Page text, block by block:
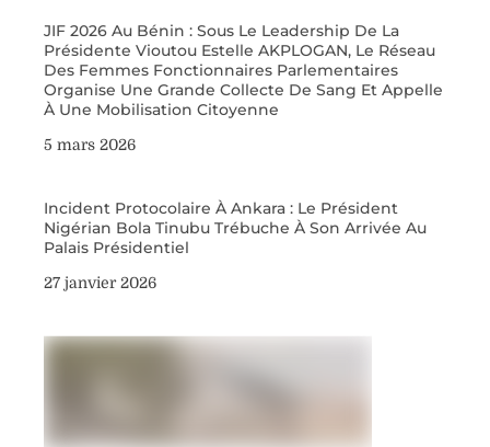
JIF 2026 Au Bénin : Sous Le Leadership De La
Présidente Vioutou Estelle AKPLOGAN, Le Réseau
Des Femmes Fonctionnaires Parlementaires
Organise Une Grande Collecte De Sang Et Appelle
À Une Mobilisation Citoyenne
5 mars 2026
Incident Protocolaire À Ankara : Le Président
Nigérian Bola Tinubu Trébuche À Son Arrivée Au
Palais Présidentiel
27 janvier 2026